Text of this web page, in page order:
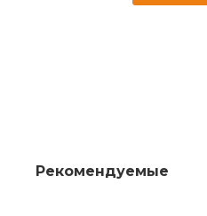
Рекомендуемые